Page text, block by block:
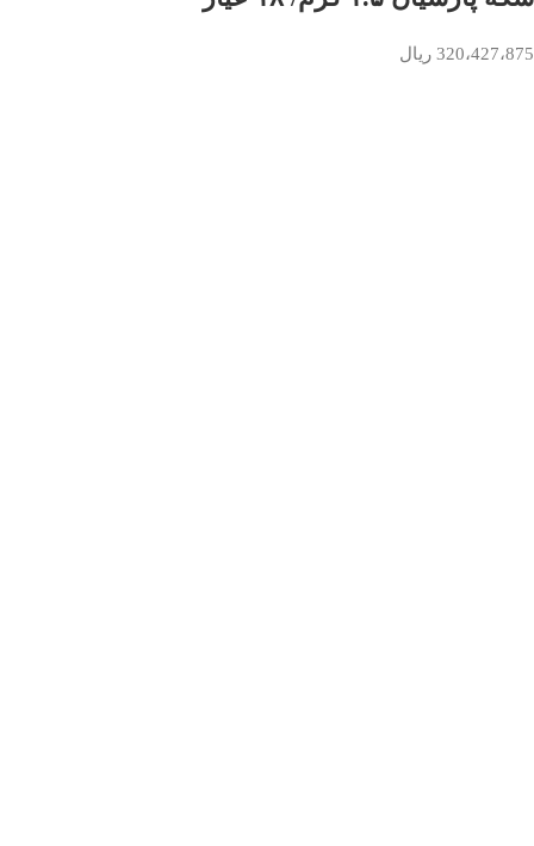
320،427،875 ریال